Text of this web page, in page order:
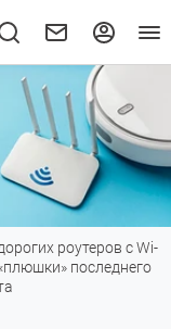
которые
в России